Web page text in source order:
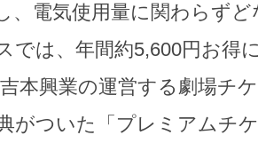
、電気使用量に関わらず
では、年間約5,600円お得
本興業の運営する劇場チ
がついた「プレミアムチ